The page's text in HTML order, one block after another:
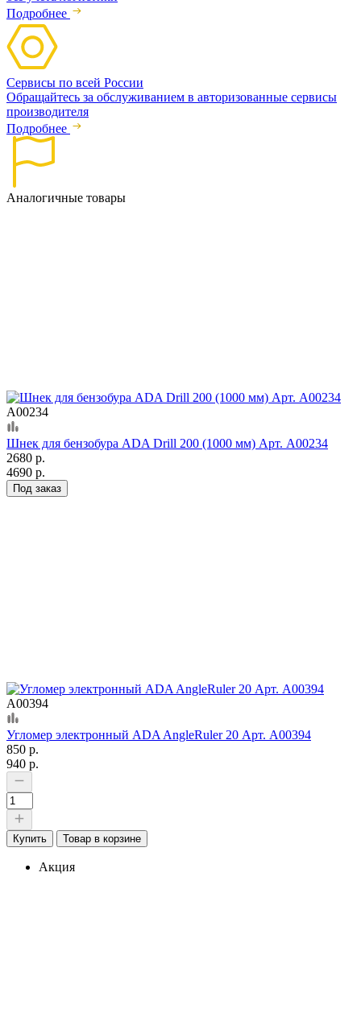
Подробнее
Сервисы по всей России
Обращайтесь за обслуживанием в авторизованные сервисы
производителя
Подробнее
Аналогичные товары
А00234
Шнек для бензобура ADA Drill 200 (1000 мм) Арт. А00234
2680 р.
4690 р.
Под заказ
А00394
Угломер электронный ADA AngleRuler 20 Арт. А00394
850 р.
940 р.
Купить Товар в корзине
Акция